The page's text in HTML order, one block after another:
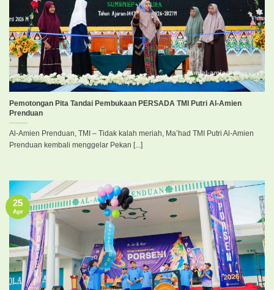
Pemotongan Pita Tandai Pembukaan PERSADA TMI Putri Al-Amien
Prenduan
Al-Amien Prenduan, TMI – Tidak kalah meriah, Ma’had TMI Putri Al-Amien
Prenduan kembali menggelar Pekan [...]
25
Apr